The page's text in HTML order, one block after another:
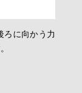
ろに向かう力